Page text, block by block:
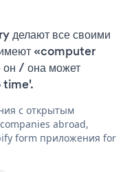
делают все своими
«computer
он / она может
time'.
с открытым
abroad,
form приложения for